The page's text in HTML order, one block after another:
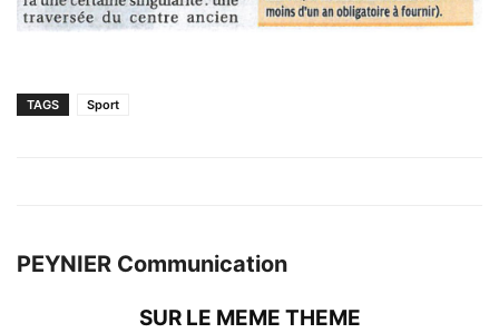
TAGS Sport
PEYNIER Communication
SUR LE MEME THEME